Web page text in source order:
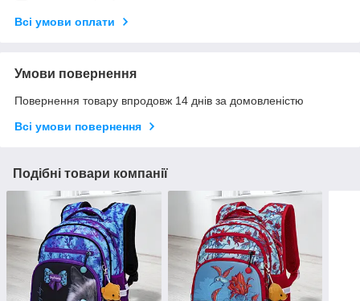
Всі умови оплати
Умови повернення
Повернення товару впродовж 14 днів за домовленістю
Всі умови повернення
Подібні товари компанії